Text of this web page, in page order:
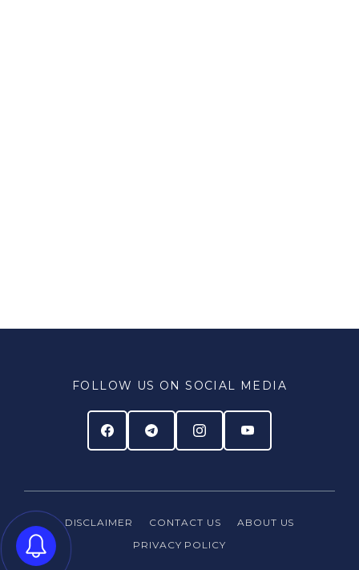
FOLLOW US ON SOCIAL MEDIA
DISCLAIMER CONTACT US
ABOUT US
PRIVACY POLICY